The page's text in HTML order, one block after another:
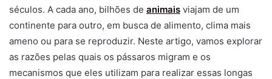
séculos. A cada ano, bilhões de animais viajam de um
continente para outro, em busca de alimento, clima mais
ameno ou para se reproduzir. Neste artigo, vamos explorar
as razões pelas quais os pássaros migram e os
mecanismos que eles utilizam para realizar essas longas